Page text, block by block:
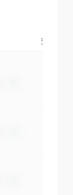
交易产品